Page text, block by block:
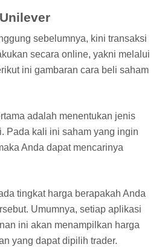
sebelumnya, kini transaksi
secara online, yakni melalui
ini gambaran cara beli saham
adalah menentukan jenis
Pada kali ini saham yang ingin
Anda dapat mencarinya
tingkat harga berapakah Anda
Umumnya, setiap aplikasi
ini akan menampilkan harga
yang dapat dipilih trader.